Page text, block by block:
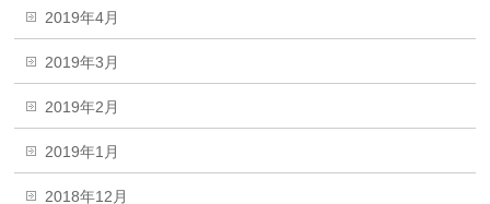
2019年4月
2019年3月
2019年2月
2019年1月
2018年12月